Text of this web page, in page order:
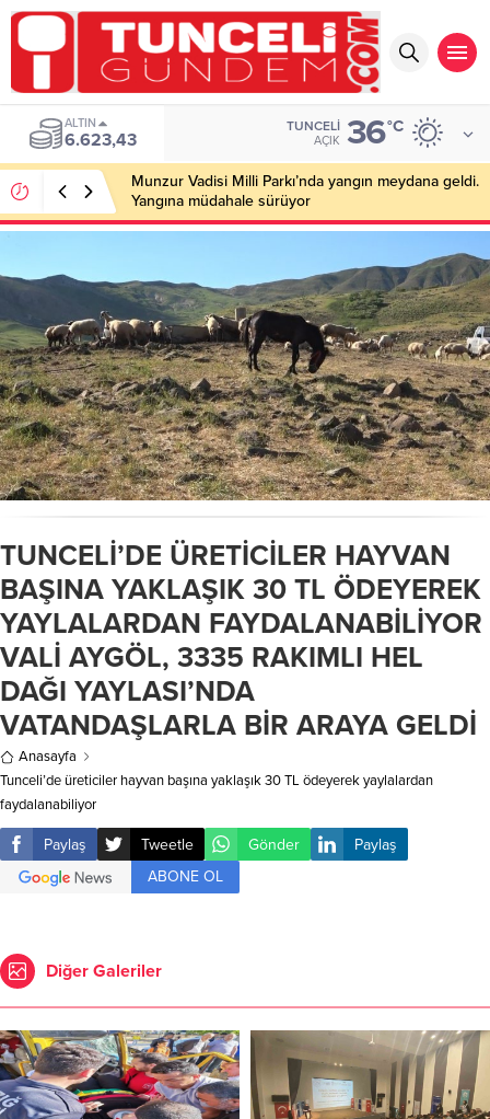
ALTIN
6.623,43
TUNCELI
AÇIK 36°C
Munzur Vadisi Milli Parkı’nda yangın meydana geldi.
Yangına müdahale sürüyor
TUNCELİ’DE ÜRETİCİLER HAYVAN
BAŞINA YAKLAŞIK 30 TL ÖDEYEREK
YAYLALARDAN FAYDALANABİLİYOR
VALİ AYGÖL, 3335 RAKIMLI HEL
DAĞI YAYLASI’NDA
VATANDAŞLARLA BİR ARAYA GELDİ
Anasayfa
Tunceli’de üreticiler hayvan başına yaklaşık 30 TL ödeyerek yaylalardan
faydalanabiliyor
Paylaş Tweetle Gönder
Paylaş
ABONE OL
Diğer Galeriler